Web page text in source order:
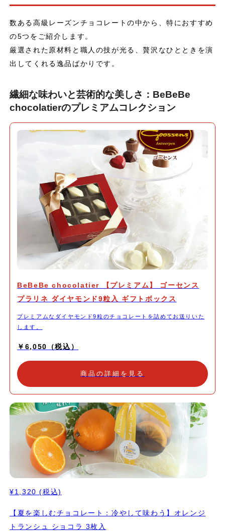
数ある高級レーズンチョコレートの中から、特におすすめ
の5つをご紹介します。
厳選された原材料と職人の技が光る、贅沢なひとときを演
出してくれる逸品ばかりです。
繊細な味わいと芸術的な美しさ：BeBeBe
chocolatierのプレミアムコレクション
BeBeBe chocolatier 【プレミアム】 ゴーセンス
プラリネ ダイヤモンド9粒入 ギフトボックス
プレミアムなダイヤモンド9粒のチョコレートを詰めてお送りいた
します。
￥6,050（税込）
商品の詳細を見る
¥1,320 (税込)
【夏を楽しむチョコレート：冷やして味わう】オレンジ
トランシュ ショコラ 3枚入